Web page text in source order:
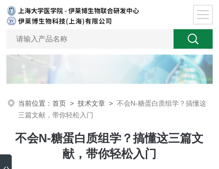
当前位置：首页 >技术文章 >不会N-糖蛋白质组学？搞懂这
三篇文献，带你轻松入门
不会N-糖蛋白质组学？搞懂这三篇文
献，带你轻松入门